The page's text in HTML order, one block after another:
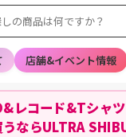
店舗&イベント情報
レコード&Tシャツ
ならULTRA